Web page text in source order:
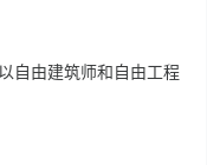
自由建筑师和自由工程